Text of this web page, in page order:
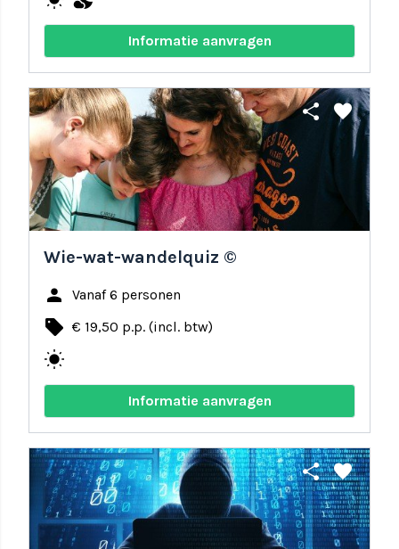
Informatie aanvragen
share favorite
Wie-wat-wandelquiz ©
person Vanaf 6 personen
local_offer € 19,50 p.p. (incl. btw)
wb_sunny
Informatie aanvragen
share favorite